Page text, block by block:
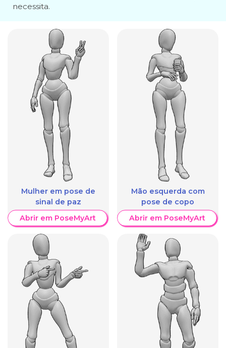
necessita.
Mulher em pose de
sinal de paz
Abrir em PoseMyArt
Mão esquerda com
pose de copo
Abrir em PoseMyArt